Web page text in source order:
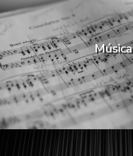
Música